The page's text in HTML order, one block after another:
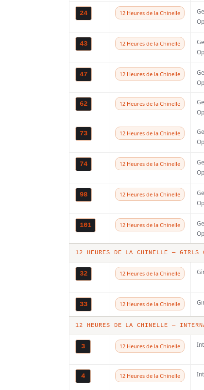
24 12 Heures de la Chinelle
43 12 Heures de la Chinelle
47 12 Heures de la Chinelle
62 12 Heures de la Chinelle
73 12 Heures de la Chinelle
74 12 Heures de la Chinelle
98 12 Heures de la Chinelle
101 12 Heures de la Chinelle
12 HEURES DE LA CHINELLE — GIRLS
32 12 Heures de la Chinelle
33 12 Heures de la Chinelle
12 HEURES DE LA CHINELLE —
3 12 Heures de la Chinelle
4 12 Heures de la Chinelle
mal de
manches, ce
temps et j’ai
vraiment bien
classement
Fantic et la
grands noms. »
Vous